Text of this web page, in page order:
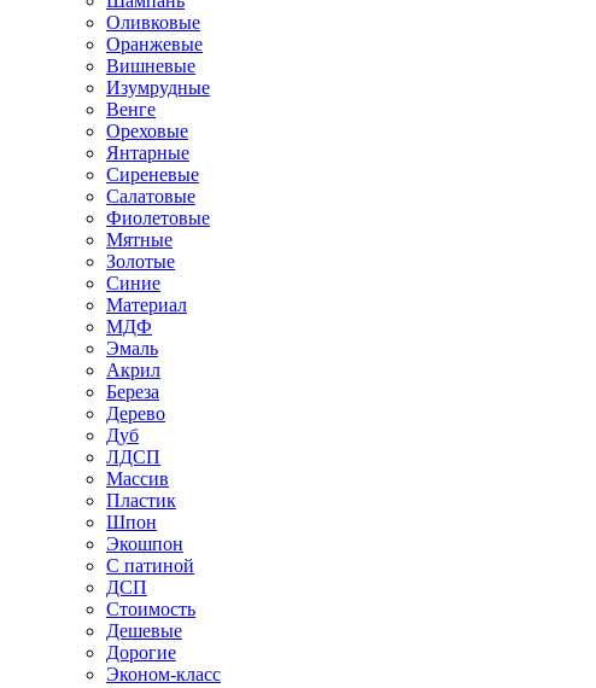
Оливковые
Оранжевые
Вишневые
Изумрудные
Венге
Ореховые
Янтарные
Сиреневые
Салатовые
Фиолетовые
Мятные
Золотые
Синие
Материал
МДФ
Эмаль
Акрил
Береза
Дерево
Дуб
ЛДСП
Массив
Пластик
Шпон
Экошпон
С патиной
ДСП
Стоимость
Дешевые
Дорогие
Эконом-класс